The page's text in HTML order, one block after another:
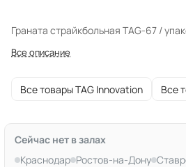
Граната страйкбольная TAG-67 /
Все описание
Все товары TAG Innovation Все
Сейчас нет в залах
Краснодар Ростов-на-Дону